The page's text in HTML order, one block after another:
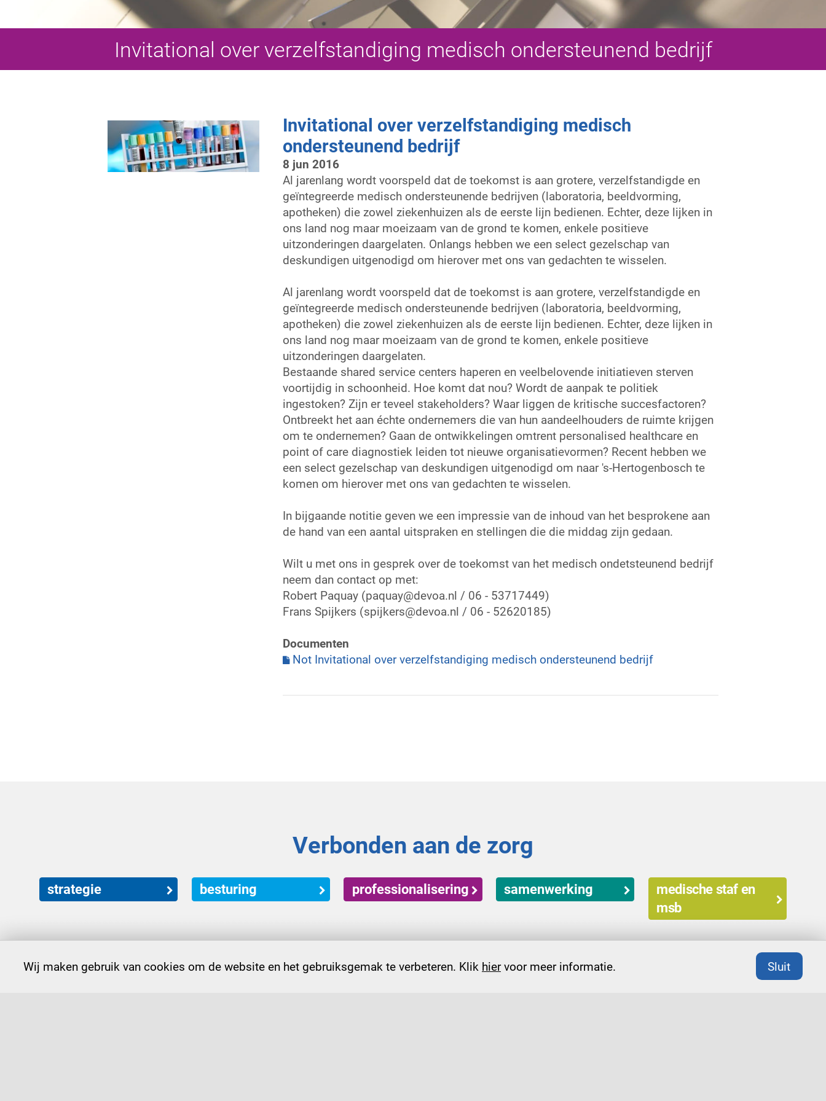
Invitational over verzelfstandiging medisch ondersteunend bedrijf
Invitational over verzelfstandiging medisch
ondersteunend bedrijf
8 jun 2016
Al jarenlang wordt voorspeld dat de toekomst is aan grotere, verzelfstandigde en
geïntegreerde medisch ondersteunende bedrijven (laboratoria, beeldvorming,
apotheken) die zowel ziekenhuizen als de eerste lijn bedienen. Echter, deze lijken in
ons land nog maar moeizaam van de grond te komen, enkele positieve
uitzonderingen daargelaten. Onlangs hebben we een select gezelschap van
deskundigen uitgenodigd om hierover met ons van gedachten te wisselen.
Al jarenlang wordt voorspeld dat de toekomst is aan grotere, verzelfstandigde en
geïntegreerde medisch ondersteunende bedrijven (laboratoria, beeldvorming,
apotheken) die zowel ziekenhuizen als de eerste lijn bedienen. Echter, deze lijken in
ons land nog maar moeizaam van de grond te komen, enkele positieve
uitzonderingen daargelaten.
Bestaande shared service centers haperen en veelbelovende initiatieven sterven
voortijdig in schoonheid. Hoe komt dat nou? Wordt de aanpak te politiek
ingestoken? Zijn er teveel stakeholders? Waar liggen de kritische succesfactoren?
Ontbreekt het aan échte ondernemers die van hun aandeelhouders de ruimte krijgen
om te ondernemen? Gaan de ontwikkelingen omtrent personalised healthcare en
point of care diagnostiek leiden tot nieuwe organisatievormen? Recent hebben we
een select gezelschap van deskundigen uitgenodigd om naar 's-Hertogenbosch te
komen om hierover met ons van gedachten te wisselen.
In bijgaande notitie geven we een impressie van de inhoud van het besprokene aan
de hand van een aantal uitspraken en stellingen die die middag zijn gedaan.
Wilt u met ons in gesprek over de toekomst van het medisch ondetsteunend bedrijf
neem dan contact op met:
Robert Paquay (paquay@devoa.nl / 06 - 53717449)
Frans Spijkers (spijkers@devoa.nl / 06 - 52620185)
Documenten
Not Invitational over verzelfstandiging medisch ondersteunend bedrijf
Verbonden aan de zorg
strategie besturing professionalisering samenwerking
medische staf en
msb
Wij maken gebruik van cookies om de website en het gebruiksgemak te verbeteren. Klik hiervoor meer informatie. Sluit